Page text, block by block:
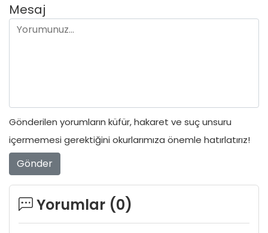
Mesaj
Gönderilen yorumların küfür, hakaret ve suç unsuru
içermemesi gerektiğini okurlarımıza önemle hatırlatırız!
Gönder
Yorumlar (0)